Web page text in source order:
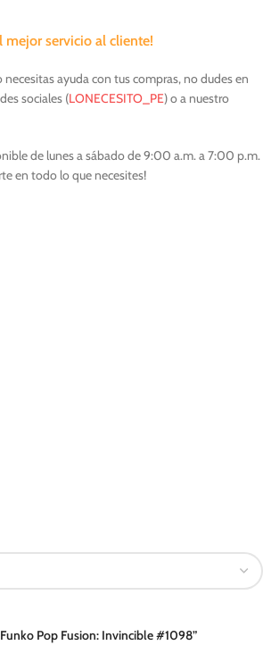
mejor servicio al cliente!
ayuda con tus compras, no dudes en
sociales (LONECESITO_PE) o a nuestro
de lunes a sábado de 9:00 a.m. a 7:00 p.m.
en todo lo que necesites!
Pop Fusion: Invincible #1098”